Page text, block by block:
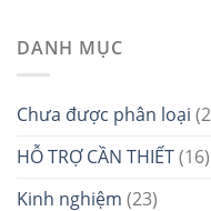
DANH MỤC
Chưa được phân loại
HỖ TRỢ CẦN THIẾT(16)
Kinh nghiệm (23)